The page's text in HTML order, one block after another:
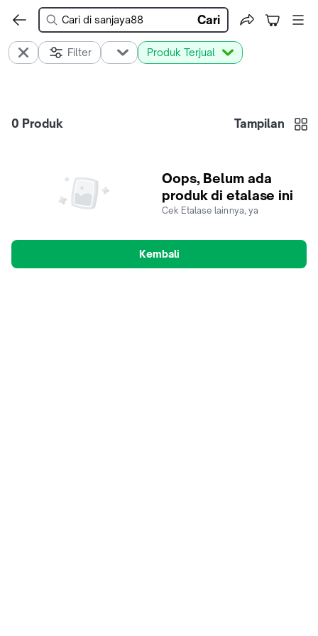
Cari
Filter Produk Terjual
0 Produk Tampilan
Oops, Belum ada
produk di etalase ini
Cek Etalase lainnya, ya
Kembali